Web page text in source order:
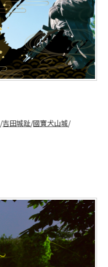
/吉田城趾/國寶犬山城/